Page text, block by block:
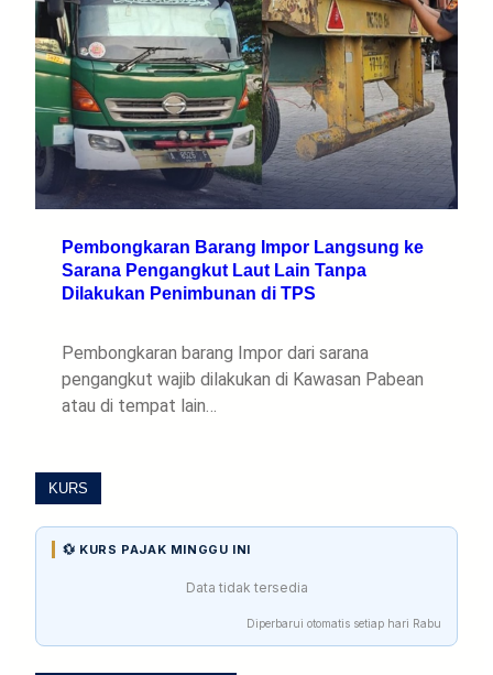
Pembongkaran Barang Impor Langsung ke
Sarana Pengangkut Laut Lain Tanpa
Dilakukan Penimbunan di TPS
Pembongkaran barang Impor dari sarana
pengangkut wajib dilakukan di Kawasan Pabean
atau di tempat lain…
KURS
💱 KURS PAJAK MINGGU INI
Data tidak tersedia
Diperbarui otomatis setiap hari Rabu